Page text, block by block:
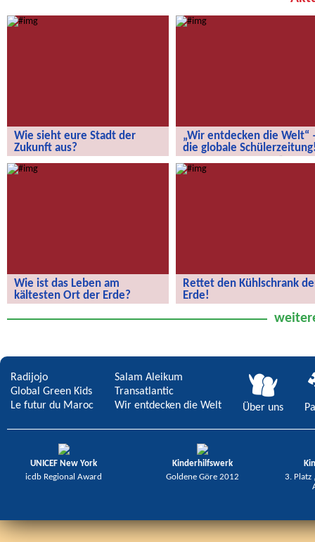
Wie sieht eure Stadt der
Zukunft aus?
Wie sieht eure Stadt der Zukunft aus?
„Wir entdecken die Welt“
die globale
„Wir entdecken die Welt“ – die
globale Schülerzeitung!
Wie ist das Leben am
kältesten Ort der Erde?
der Erde?
Rettet den Kühlschrank
Erde!
Radijojo
Global Green Kids
Le futur du Maroc
Salam Aleikum
Transatlantic
Wir entdecken die Welt
Über uns
UNICEF New York
icdb Regional Award
Kinderhilfswerk
Goldene Göre 2012
3. Platz